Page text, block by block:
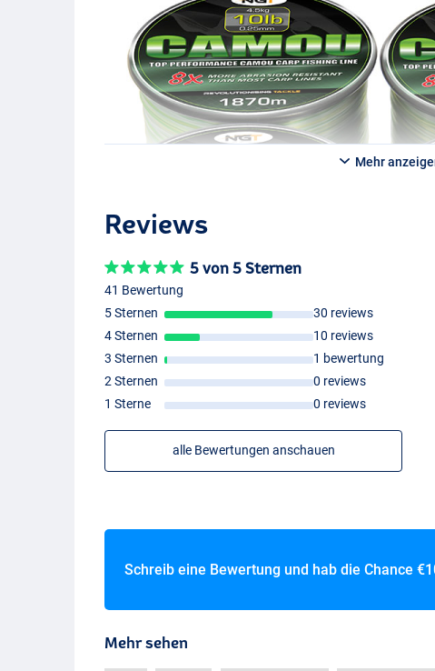
Mehr
Reviews
5 von 5 Sternen
41 Bewertung
5 Sternen
30 reviews
4 Sternen
10 reviews
3 Sternen
1 bewertung
2 Sternen
0 reviews
1 Sterne
0 reviews
alle Bewertungen anschauen
Schreib eine Bewertung und hab die Chance
Mehr sehen